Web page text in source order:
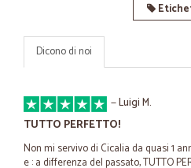
Dicono di noi
—Luigi M.
TUTTO PERFETTO!
Non mi servivo di Cicalia da quasi 1
e : a differenza del passato, TUTTO